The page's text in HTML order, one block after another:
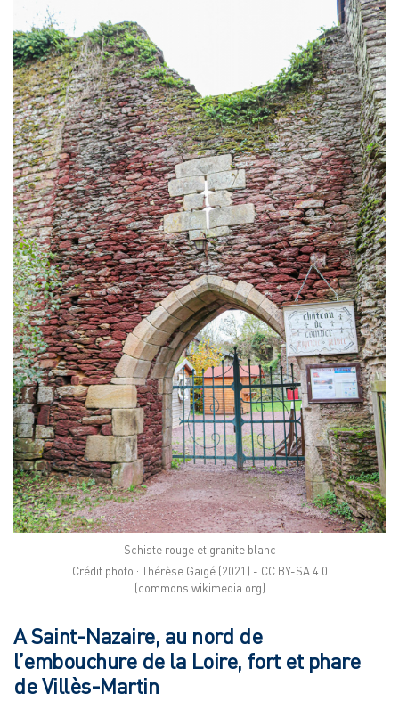
Schiste rouge et granite blanc
Crédit photo : Thérèse Gaigé (2021) - CC BY-SA 4.0
(commons.wikimedia.org)
A Saint-Nazaire, au nord de
l’embouchure de la Loire, fort et phare
de Villès-Martin